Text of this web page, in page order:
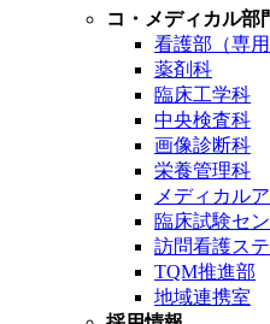
コ・メディカル部
看護部（専用
薬剤科
臨床工学科
中央検査科
画像診断科
栄養管理科
メディカル
臨床試験セ
訪問看護ス
TQM推進部
地域連携室